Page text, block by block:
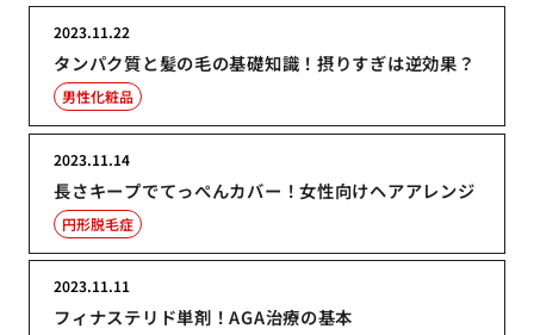
タンパク質と髪の毛の基礎知識！摂りすぎは逆効果？
2023.11.22
男性化粧品
長さキープでてっぺんカバー！女性向けヘアアレンジ
2023.11.14
円形脱毛症
フィナステリド単剤！AGA治療の基本
2023.11.11